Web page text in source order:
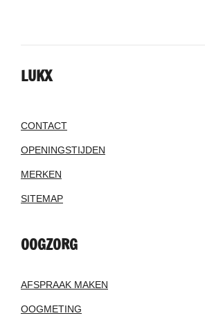
LUKX
CONTACT
OPENINGSTIJDEN
MERKEN
SITEMAP
OOGZORG
AFSPRAAK MAKEN
OOGMETING